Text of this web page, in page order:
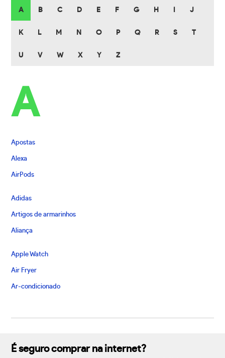
A B C D E F G H J
K L M N O P Q R S T
U V W X Y Z
A
Apostas
Alexa
AirPods
Adidas
Artigos de armarinhos
Aliança
Apple Watch
Air Fryer
Ar-condicionado
É seguro comprar na internet?